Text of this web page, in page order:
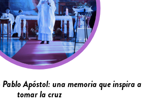
Pablo Apóstol: una memoria que inspira a
tomar la cruz